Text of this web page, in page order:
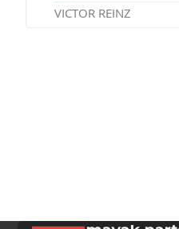
VICTOR REINZ